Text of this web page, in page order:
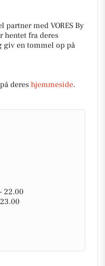
med VORES By
hentet fra deres
giv en tommel op på
deres hjemmeside.
22.00